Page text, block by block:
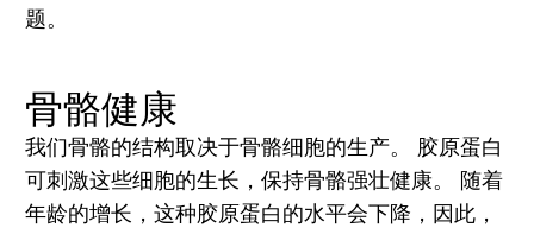
题。
骨骼健康
我们骨骼的结构取决于骨骼细胞的生产。 胶原蛋白
可刺激这些细胞的生长，保持骨骼强壮健康。 随着
年龄的增长，这种胶原蛋白的水平会下降，因此，